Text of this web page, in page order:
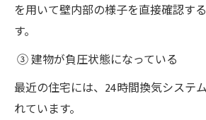
を用いて壁内部の様子を直接確認す
す。
③ 建物が負圧状態になっている
最近の住宅には、24時間換気システ
れています。